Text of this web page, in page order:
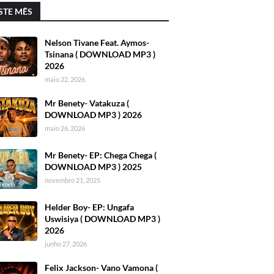
MÊS
Nelson Tivane Feat. Aymos-
Tsinana ( DOWNLOAD MP3 )
2026
maio 22, 2026
Mr Benety- Vatakuza (
DOWNLOAD MP3 ) 2026
maio 26, 2026
Mr Benety- EP: Chega Chega (
DOWNLOAD MP3 ) 2025
novembro 21, 2025
Helder Boy- EP: Ungafa
Uswisiya ( DOWNLOAD MP3 )
2026
junho 27, 2026
Felix Jackson- Vano Vamona (